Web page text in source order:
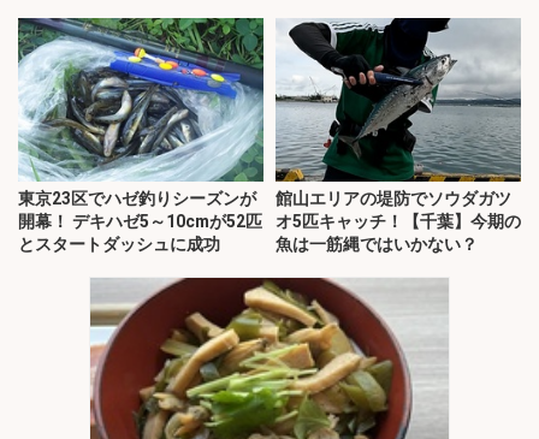
東京23区でハゼ釣りシーズンが
開幕！ デキハゼ5～10cmが52匹
とスタートダッシュに成功
館山エリアの堤防でソウダガツ
オ5匹キャッチ！【千葉】今期の
魚は一筋縄ではいかない？